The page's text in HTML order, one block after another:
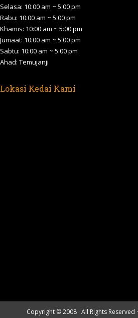
new
window
new
window
new
window
new
window
new
window
Selasa: 10:00 am ~ 5:00 pm
Rabu: 10:00 am ~ 5:00 pm
Khamis: 10:00 am ~ 5:00 pm
Jumaat: 10:00 am ~ 5:00 pm
Sabtu: 10:00 am ~ 5:00 pm
Ahad: Temujanji
Lokasi Kedai Kami
Copyright © 2008 · All Rights Reserved ·